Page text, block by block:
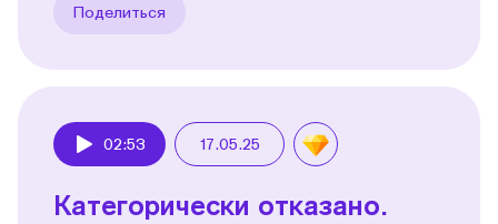
Поделиться
02:53 17.05.25
Категорически отказано.